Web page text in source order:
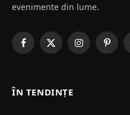
evenimente din lume.
Facebook
X
Instagram
ÎN TENDINȚE